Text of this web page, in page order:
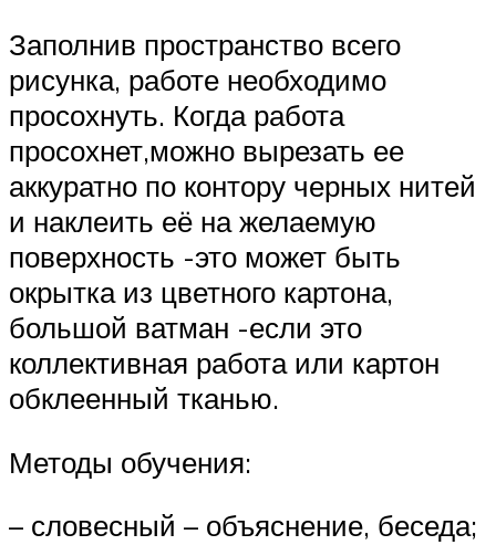
Заполнив пространство всего
рисунка, работе необходимо
просохнуть. Когда работа
просохнет,можно вырезать ее
аккуратно по контору черных нитей
и наклеить её на желаемую
поверхность -это может быть
окрытка из цветного картона,
большой ватман -если это
коллективная работа или картон
обклеенный тканью.
Методы обучения:
– словесный – объяснение, беседа;